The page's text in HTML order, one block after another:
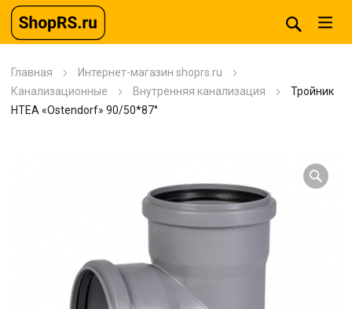
Главная
Интернет-магазин shoprs.ru
Канализационные
Внутренняя канализация
Тройник
HTEA «Ostendorf» 90/50*87°